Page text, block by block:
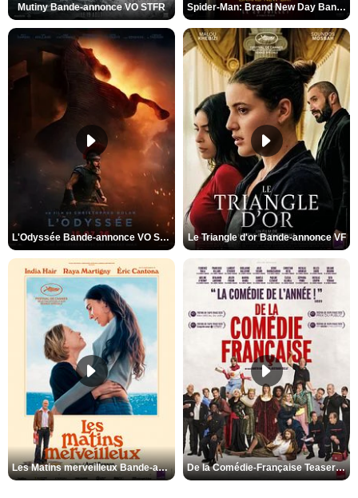
Mutiny Bande-annonce VO STFR Spider-Man: Brand New Day Bande-annonce VO STFR
L'Odyssée Bande-annonce VO STFR Le Triangle d'or Bande-annonce VF
Les Matins merveilleux Bande-annonce VF De la Comédie-Française Teaser VF